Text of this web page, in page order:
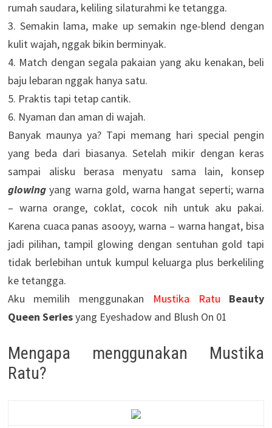
rumah saudara, keliling silaturahmi ke tetangga.
3. Semakin lama, make up semakin nge-blend dengan
kulit wajah, nggak bikin berminyak.
4. Match dengan segala pakaian yang aku kenakan, beli
baju lebaran nggak hanya satu.
5. Praktis tapi tetap cantik.
6. Nyaman dan aman di wajah.
Banyak maunya ya? Tapi memang hari special pengin
yang beda dari biasanya. Setelah mikir dengan keras
sampai alisku berasa menyatu sama lain, konsep
glowingyang warna gold, warna hangat seperti; warna
– warna orange, coklat, cocok nih untuk aku pakai.
Karena cuaca panas asooyy, warna – warna hangat, bisa
jadi pilihan, tampil glowing dengan sentuhan gold tapi
tidak berlebihan untuk kumpul keluarga plus berkeliling
ke tetangga.
Aku memilih menggunakan Mustika Ratu
Beauty
Queen Seriesyang Eyeshadow and Blush On 01
Mengapa menggunakan Mustika
Ratu?